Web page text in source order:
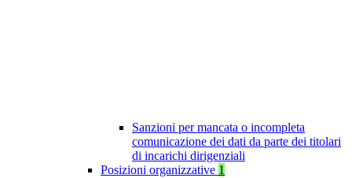
Sanzioni per mancata o incompleta
comunicazione dei dati da parte dei titolari
di incarichi dirigenziali
Posizioni organizzative 1